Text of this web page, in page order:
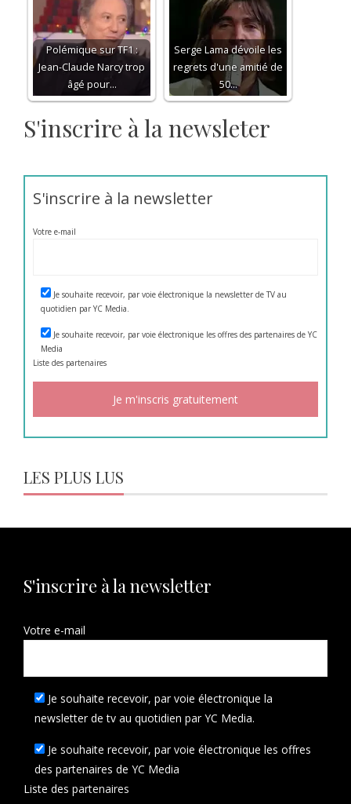
Polémique sur TF1 :
Jean-Claude Narcy trop
âgé pour…
Serge Lama dévoile les
regrets d'une amitié de
50…
S'inscrire à la newsleter
S'inscrire à la newsletter
Votre e-mail
Je souhaite recevoir, par voie électronique la newsletter de TV au
quotidien par YC Media.
Je souhaite recevoir, par voie électronique les offres des partenaires de YC
Media
Liste des partenaires
LES PLUS LUS
S'inscrire à la newsletter
Votre e-mail
Je souhaite recevoir, par voie électronique la
newsletter de tv au quotidien par YC Media.
Je souhaite recevoir, par voie électronique les offres
des partenaires de YC Media
Liste des partenaires